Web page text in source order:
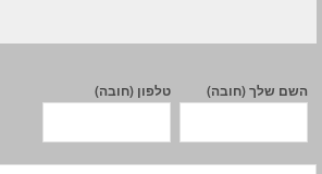
השם שלך (חובה) טלפון (חובה)